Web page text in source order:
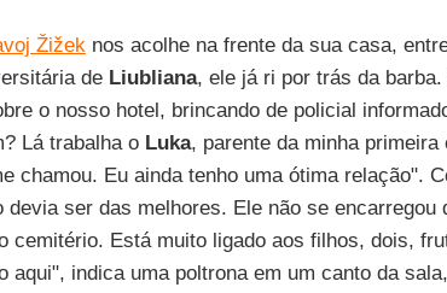
Žižeknos acolhe na frente da sua casa,
de Liubliana, ele já ri por trás da
o nosso hotel, brincando de policial
Lá trabalha o Luka, parente da minha
chamou. Eu ainda tenho uma ótima relação".
devia ser das melhores. Ele não se encarregou
cemitério. Está muito ligado aos filhos, dois,
aqui", indica uma poltrona em um canto da